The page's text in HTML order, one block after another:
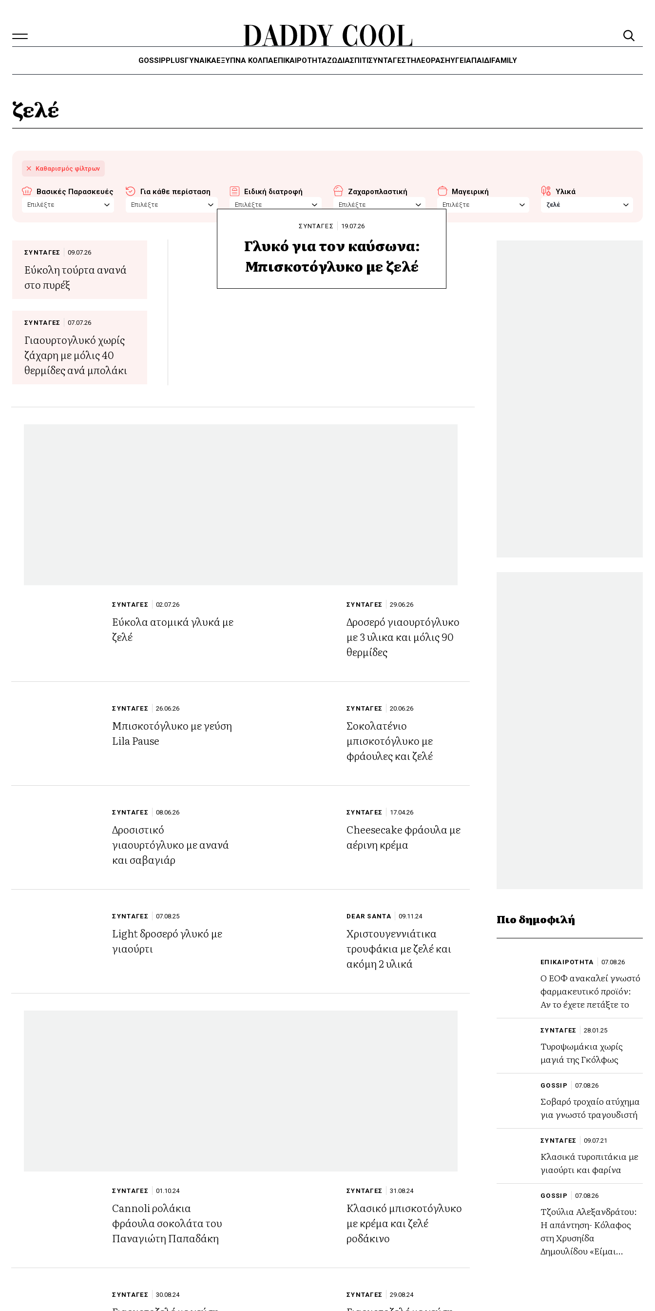
GOSSIPPLUSΓΥΝΑΙΚΑΈΞΥΠΝΑ ΚΌΛΠΑΕΠΙΚΑΙΡΟΤΗΤΑΖΏΔΙΑΣΠΙΤΙΣΥΝΤΑΓΕΣΤΗΛΕΌΡΑΣΗΥΓΕΊΑΠΑΙΔΙFAMILY
ζελέ
Βασικές Παρασκευές
Επιλέξτε
Για κάθε περίσταση
Επιλέξτε
Ειδική διατροφή
Επιλέξτε
Ζαχαροπλαστική
Επιλέξτε
Μαγειρική
Επιλέξτε
Υλικά
ζελέ
ΣΥΝΤΑΓΕΣ 19.07.26
Γλυκό για τον καύσωνα:
Μπισκοτόγλυκο με ζελέ
ΣΥΝΤΑΓΕΣ 09.07.26
Eύκολη τούρτα ανανά
στο πυρέξ
ΣΥΝΤΑΓΕΣ 07.07.26
Γιαουρτογλυκό χωρίς
ζάχαρη με μόλις 40
θερμίδες ανά μπολάκι
ΣΥΝΤΑΓΕΣ 02.07.26
Εύκολα ατομικά γλυκά με
ζελέ
ΣΥΝΤΑΓΕΣ 29.06.26
Δροσερό γιαουρτόγλυκο
με 3 υλικα και μόλις 90
θερμίδες
ΣΥΝΤΑΓΕΣ 26.06.26
Μπισκοτόγλυκο με γεύση
Lila Pause
ΣΥΝΤΑΓΕΣ 20.06.26
Σοκολατένιο
μπισκοτόγλυκο με
φράουλες και ζελέ
ΣΥΝΤΑΓΕΣ 08.06.26
Δροσιστικό
γιαουρτόγλυκο με ανανά
και σαβαγιάρ
ΣΥΝΤΑΓΕΣ 17.04.26
Cheesecake φράουλα με
αέρινη κρέμα
ΣΥΝΤΑΓΕΣ 07.08.25
Light δροσερό γλυκό με
γιαούρτι
DEAR SANTA 09.11.24
Χριστουγεννιάτικα
τρουφάκια με ζελέ και
ακόμη 2 υλικά
ΣΥΝΤΑΓΕΣ 01.10.24
Cannoli ρολάκια
φράουλα σοκολάτα του
Παναγιώτη Παπαδάκη
ΣΥΝΤΑΓΕΣ 31.08.24
Κλασικό μπισκοτόγλυκο
με κρέμα και ζελέ
ροδάκινο
ΣΥΝΤΑΓΕΣ 30.08.24 ΣΥΝΤΑΓΕΣ 29.08.24
Πιο δημοφιλή
ΕΠΙΚΑΙΡΟΤΗΤΑ 07.08.26
Ο ΕΟΦ ανακαλεί γνωστό
φαρμακευτικό προϊόν:
Αν το έχετε πετάξτε το
ΣΥΝΤΑΓΕΣ 28.01.25
Τυροψωμάκια χωρίς
μαγιά της Γκόλφως
GOSSIP 07.08.26
Σοβαρό τροχαίο ατύχημα
για γνωστό τραγουδιστή
ΣΥΝΤΑΓΕΣ 09.07.21
Κλασικά τυροπιτάκια με
γιαούρτι και φαρίνα
GOSSIP 07.08.26
Τζούλια Αλεξανδράτου:
Η απάντηση- Κόλαφος
στη Χρυσηίδα
Δημουλίδου «Είμαι